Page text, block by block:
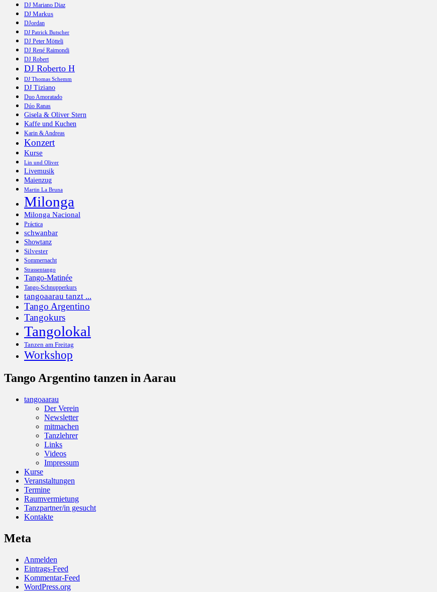
DJ Mariano Diaz
DJ Markus
DJordan
DJ Patrick Butscher
DJ Peter Mötteli
DJ René Raimondi
DJ Robert
DJ Roberto H
DJ Thomas Schemm
DJ Tiziano
Duo Amoratado
Dúo Ranas
Gisela & Oliver Stern
Kaffe und Kuchen
Karin & Andreas
Konzert
Kurse
Lin und Oliver
Livemusik
Maienzug
Martin La Bruna
Milonga
Milonga Nacional
Práctica
schwanbar
Showtanz
Silvester
Sommernacht
Strassentango
Tango-Matinée
Tango-Schnupperkurs
tangoaarau tanzt ...
Tango Argentino
Tangokurs
Tangolokal
Tanzen am Freitag
Workshop
Tango Argentino tanzen in Aarau
tangoaarau
Der Verein
Newsletter
mitmachen
Tanzlehrer
Links
Videos
Impressum
Kurse
Veranstaltungen
Termine
Raumvermietung
Tanzpartner/in gesucht
Kontakte
Meta
Anmelden
Eintrags-Feed
Kommentar-Feed
WordPress.org